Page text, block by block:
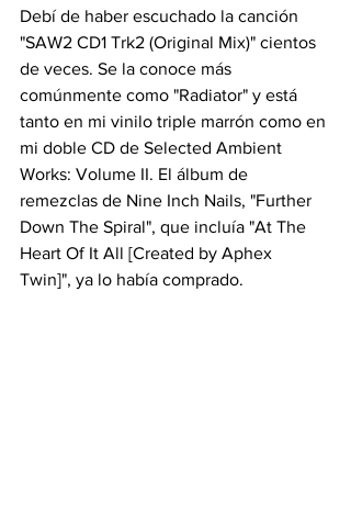
Debí de haber escuchado la canción
"SAW2 CD1 Trk2 (Original Mix)" cientos
de veces. Se la conoce más
comúnmente como "Radiator" y está
tanto en mi vinilo triple marrón como en
mi doble CD de Selected Ambient
Works: Volume II. El álbum de
remezclas de Nine Inch Nails, "Further
Down The Spiral", que incluía "At The
Heart Of It All [Created by Aphex
Twin]", ya lo había comprado.